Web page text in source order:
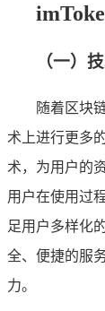
（一）
随着区块
术上进行更多
术，为用户的
用户在使用过
足用户多样化
全、便捷的服
力。